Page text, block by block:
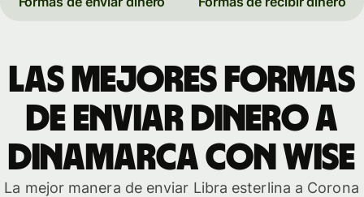
Las mejores formas
de enviar dinero a
Dinamarca con Wise
La mejor manera de enviar Libra esterlina a Corona